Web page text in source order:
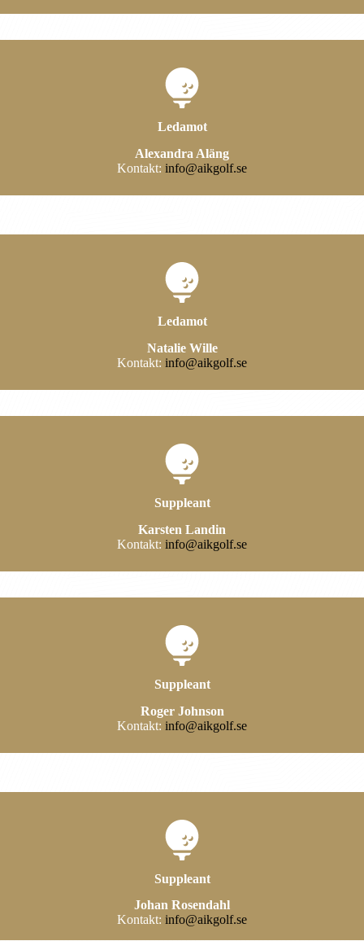
Ledamot
Alexandra Aläng
Kontakt: info@aikgolf.se
Ledamot
Natalie Wille
Kontakt: info@aikgolf.se
Suppleant
Karsten Landin
Kontakt: info@aikgolf.se
Suppleant
Roger Johnson
Kontakt: info@aikgolf.se
Suppleant
Johan Rosendahl
Kontakt: info@aikgolf.se